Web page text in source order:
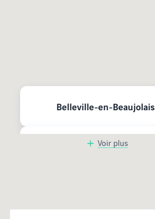
Belleville-en-Beaujolais
Bourg-en-Bresse
Voir plus